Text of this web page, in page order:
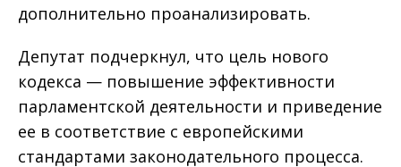
дополнительно проанализировать.
Депутат подчеркнул, что цель нового
кодекса — повышение эффективности
парламентской деятельности и приведение
ее в соответствие с европейскими
стандартами законодательного процесса.